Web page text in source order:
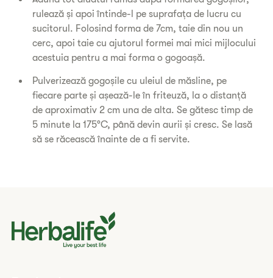
rulează și apoi întinde-l pe suprafața de lucru cu
sucitorul. Folosind forma de 7cm, taie din nou un
cerc, apoi taie cu ajutorul formei mai mici mijlocului
acestuia pentru a mai forma o gogoașă.
Pulverizează gogoșile cu uleiul de măsline, pe
fiecare parte și așează-le în friteuză, la o distanță
de aproximativ 2 cm una de alta. Se gătesc timp de
5 minute la 175°C, până devin aurii și cresc. Se lasă
să se răcească înainte de a fi servite.